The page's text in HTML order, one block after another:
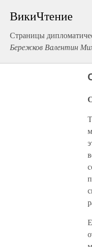
ВикиЧтение
Страницы
Бережков Валентин